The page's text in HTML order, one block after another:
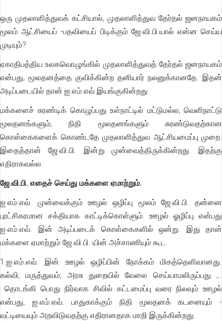
ஒரு முதலாளித்துவக் கட்சியால், முதலாளித்துவ தேர்தல் ஜனநாயகம்
மூலம் ஆட்சியைப் -பதவியைப் பிடிக்கும் ஜே.வி.பி.யால் என்ன செய்ய
முடியும்?
ஏகாதிபத்திய உலகவொழுங்கில் முதலாளித்துவத் தேர்தல் ஜனநாயகம்
என்பது, மூலதனத்தை குவிக்கின்ற தனியார் நலனுக்கானதே. இதன்
அடிப்படையில் தான் ஐ.எம்.எவ் இயங்குகின்றது.
மக்களைச் சுரண்டிக் கொழுப்பது உள்நாட்டில் மட்டுமல்ல, வெளிநாட்டு
மூலதனங்களும், நிதி மூலதனங்களும் சுரண்டுவதற்கான
கொள்கைகளைக் கொண்டதே முதலாளித்துவ ஆட்சியமைப்பு முறை.
இதைத்தான் ஜே.வி.பி. இன்று முன்வைத்திருக்கின்றது. இதற்கு
எதிராகவல்ல.
ஜே.வி.பி. எதைச் செய்து மக்களை ஏமாற்றும்.
ஐ.எம்.எவ். முன்வைக்கும் ஊழல் ஒழிப்பு மூலம் ஜே.வி.பி. தன்னை
புரட்சிகரமான சக்தியாக காட்டிக்கொள்ளும். ஊழல் ஓழிப்பு என்பது
ஐ.எம்.எவ். இன் அடிப்படைக் கொள்கைகளில் ஒன்று. இது தான்
மக்களை ஏமாற்றும் ஜே.வி.பி. யின் அச்சாணியும் கூட.
1.ஐ.எம்.எவ். இன் ஊழல் ஒழிப்பின் நோக்கம் மிகத்தெளிவானது.
கல்வி, மருத்துவம், அரசு துறையில் வேலை செய்யாமலிருப்பது ,..
தொடங்கி பொது நிர்வாக சிவில் கட்டமைப்பு வரை நிலவும் ஊழல்
என்பது, ஐ.எம்.எவ். பாதுகாக்கும் நிதி மூலதனக் கடனையும் -
வட்டியையும் அறவிடுவதற்கு எதிரானதாக மாறி இருக்கின்றது.